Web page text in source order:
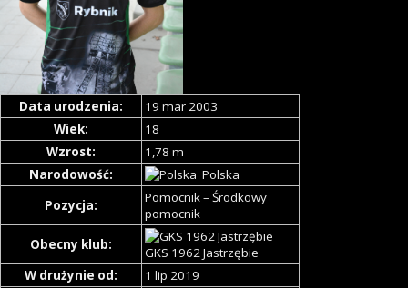
Data urodzenia:
19 mar 2003
Wiek:
18
Wzrost:
1,78 m
Narodowość:
Polska
Pozycja:
Pomocnik – Środkowy
pomocnik
Obecny klub:
GKS 1962 Jastrzębie
W drużynie od:
1 lip 2019